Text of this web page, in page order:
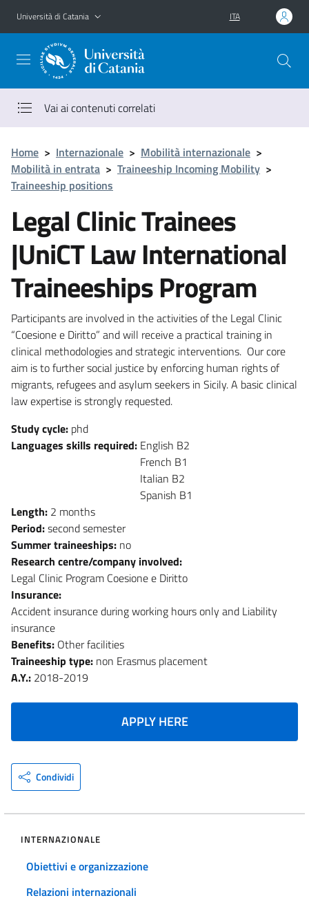
Vai al contenuto principale
Vai al menu di navigazione
Università di Catania ITA
Vai ai contenuti correlati
Home > Internazionale > Mobilità internazionale >
Mobilità in entrata > Traineeship Incoming Mobility >
Traineeship positions
Legal Clinic Trainees
|UniCT Law International
Traineeships Program
Participants are involved in the activities of the Legal Clinic
“Coesione e Diritto” and will receive a practical training in
clinical methodologies and strategic interventions. Our core
aim is to further social justice by enforcing human rights of
migrants, refugees and asylum seekers in Sicily. A basic clinical
law expertise is strongly requested.
Study cycle: phd
Languages skills required: English B2
French B1
Italian B2
Spanish B1
Length: 2 months
Period:second semester
Summer traineeships: no
Research centre/company involved:
Legal Clinic Program Coesione e Diritto
Insurance:
Accident insurance during working hours only and Liability
insurance
Benefits: Other facilities
Traineeship type: non Erasmus placement
A.Y.: 2018-2019
APPLY HERE
Condividi
INTERNAZIONALE
Obiettivi e organizzazione
Relazioni internazionali